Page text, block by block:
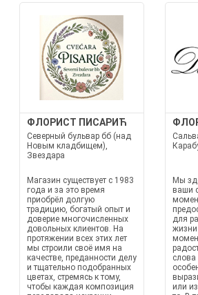
ФЛОРИСТ ПИСАРИЋ
Северный бульвар бб (над
Новым кладбищем),
Звездара
Магазин существует с 1983
года и за это время
приобрёл долгую
традицию, богатый опыт и
доверие многочисленных
довольных клиентов. На
протяжении всех этих лет
мы строили своё имя на
качестве, преданности делу
и тщательно подобранных
цветах, стремясь к тому,
чтобы каждая композиция
Мы
ваши
для
слова
или